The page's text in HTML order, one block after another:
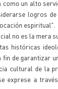
un alto
logros
espiritual".
no es la mera
históricas
de garantizar
cultural de la
exprese a